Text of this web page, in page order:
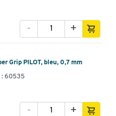
+
-
Grip PILOT, bleu, 0,7 mm
: 60535
+
-